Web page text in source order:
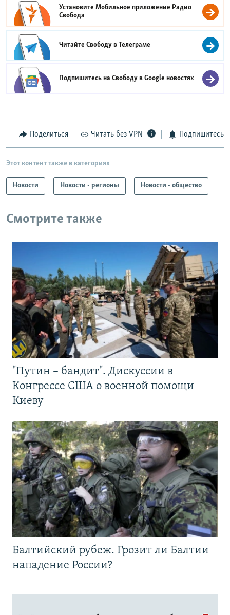
Установите Мобильное приложение Радио
Свобода
Читайте Свободу вТелеграме
Подпишитесь на Свободу вGoogle новостях
Поделиться Читать без VPN Подпишитесь
Этот контент также в категориях
Новости Новости - регионы Новости - общество
Смотрите также
"Путин – бандит". Дискуссии в
Конгрессе США о военной помощи
Киеву
Балтийский рубеж. Грозит ли Балтии
нападение России?